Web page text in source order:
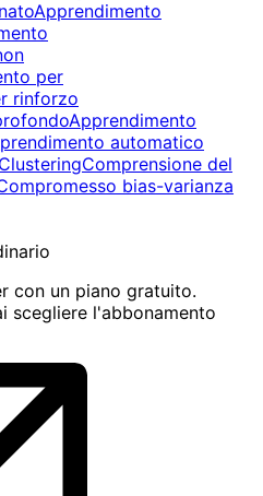
Apprendimento
per
rinforzo
Apprendimento
automatico
Comprensione del
bias-varianza
con un piano gratuito.
scegliere l'abbonamento